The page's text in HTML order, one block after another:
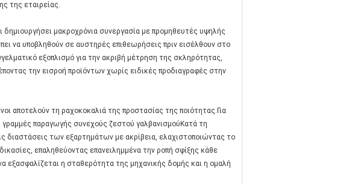
της εταιρείας.
μακροχρόνια συνεργασία με προμηθευτές υψηλής
να υποβληθούν σε αυστηρές επιθεωρήσεις πριν εισέλθουν στο
εξοπλισμό για την ακριβή μέτρηση της σκληρότητας,
την εισροή προϊόντων χωρίς ειδικές προδιαγραφές στην
αποτελούν τη ραχοκοκαλιά της προστασίας της ποιότητας.Για
παραγωγής συνεχούς ζεστού γαλβανισμούΚατά τη
διαστάσεις των εξαρτημάτων με ακρίβεια, ελαχιστοποιώντας το
επαληθεύοντας επανειλημμένα την ροπή σφίξης κάθε
η σταθερότητα της μηχανικής δομής και η ομαλή